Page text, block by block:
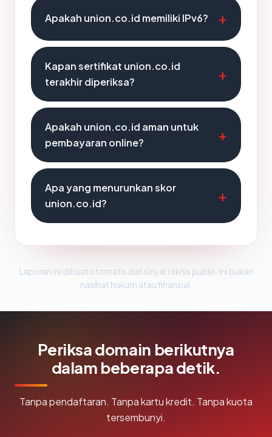
Apakah union.co.id memiliki IPv6?
Kapan sertifikat union.co.id
terakhir diperiksa?
Apakah union.co.id aman untuk
pembayaran online?
Apa yang menurunkan skor
union.co.id?
Laporan ini dibuat otomatis dari sinyal teknis publik. Ini bukan
nasihat hukum atau finansial.
Periksa domain berikutnya
dalam beberapa detik.
Tanpa pendaftaran. Tanpa kartu kredit. Tanpa kuota
tersembunyi.